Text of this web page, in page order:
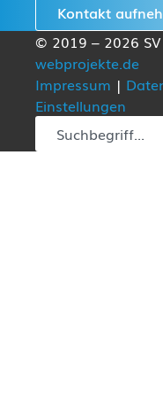
Kontakt
© 2019 – 2026
webprojekte.de
Impressum |
Einstellungen